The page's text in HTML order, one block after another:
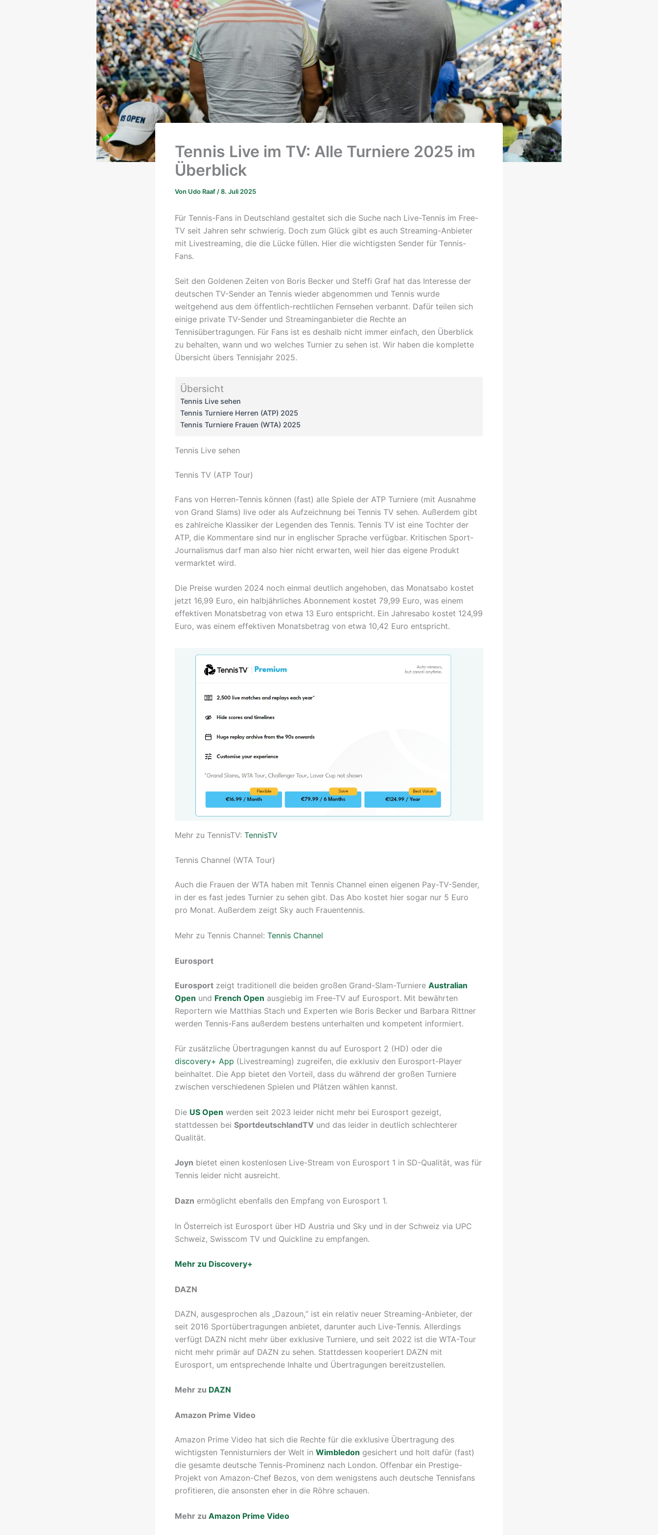
Tennis Live im TV: Alle Turniere 2025 im
Überblick
Von Udo Raaf /8. Juli 2025
Für Tennis-Fans in Deutschland gestaltet sich die Suche nach Live-Tennis im Free-
TV seit Jahren sehr schwierig. Doch zum Glück gibt es auch Streaming-Anbieter
mit Livestreaming, die die Lücke füllen. Hier die wichtigsten Sender für Tennis-
Fans.
Seit den Goldenen Zeiten von Boris Becker und Steffi Graf hat das Interesse der
deutschen TV-Sender an Tennis wieder abgenommen und Tennis wurde
weitgehend aus dem öffentlich-rechtlichen Fernsehen verbannt. Dafür teilen sich
einige private TV-Sender und Streaminganbieter die Rechte an
Tennisübertragungen. Für Fans ist es deshalb nicht immer einfach, den Überblick
zu behalten, wann und wo welches Turnier zu sehen ist. Wir haben die komplette
Übersicht übers Tennisjahr 2025.
Übersicht
Tennis Live sehen
Tennis Turniere Herren (ATP) 2025
Tennis Turniere Frauen (WTA) 2025
Tennis Live sehen
Tennis TV (ATP Tour)
Fans von Herren-Tennis können (fast) alle Spiele der ATP Turniere (mit Ausnahme
von Grand Slams) live oder als Aufzeichnung bei Tennis TV sehen. Außerdem gibt
es zahlreiche Klassiker der Legenden des Tennis. Tennis TV ist eine Tochter der
ATP, die Kommentare sind nur in englischer Sprache verfügbar. Kritischen Sport-
Journalismus darf man also hier nicht erwarten, weil hier das eigene Produkt
vermarktet wird.
Die Preise wurden 2024 noch einmal deutlich angehoben, das Monatsabo kostet
jetzt 16,99 Euro, ein halbjährliches Abonnement kostet 79,99 Euro, was einem
effektiven Monatsbetrag von etwa 13 Euro entspricht. Ein Jahresabo kostet 124,99
Euro, was einem effektiven Monatsbetrag von etwa 10,42 Euro entspricht.
Mehr zu TennisTV: TennisTV
Tennis Channel (WTA Tour)
Auch die Frauen der WTA haben mit Tennis Channel einen eigenen Pay-TV-Sender,
in der es fast jedes Turnier zu sehen gibt. Das Abo kostet hier sogar nur 5 Euro
pro Monat. Außerdem zeigt Sky auch Frauentennis.
Mehr zu Tennis Channel: Tennis Channel
Eurosport
Eurosport zeigt traditionell die beiden großen Grand-Slam-Turniere Australian
Open und French Open ausgiebig im Free-TV auf Eurosport. Mit bewährten
Reportern wie Matthias Stach und Experten wie Boris Becker und Barbara Rittner
werden Tennis-Fans außerdem bestens unterhalten und kompetent informiert.
Für zusätzliche Übertragungen kannst du auf Eurosport 2 (HD) oder die
discovery+ App (Livestreaming) zugreifen, die exklusiv den Eurosport-Player
beinhaltet. Die App bietet den Vorteil, dass du während der großen Turniere
zwischen verschiedenen Spielen und Plätzen wählen kannst.
Die US Open werden seit 2023 leider nicht mehr bei Eurosport gezeigt,
stattdessen bei SportdeutschlandTV und das leider in deutlich schlechterer
Qualität.
Joyn bietet einen kostenlosen Live-Stream von Eurosport 1 in SD-Qualität, was für
Tennis leider nicht ausreicht.
Dazn ermöglicht ebenfalls den Empfang von Eurosport 1.
In Österreich ist Eurosport über HD Austria und Sky und in der Schweiz via UPC
Schweiz, Swisscom TV und Quickline zu empfangen.
Mehr zu Discovery+
DAZN
DAZN, ausgesprochen als „Dazoun,“ ist ein relativ neuer Streaming-Anbieter, der
seit 2016 Sportübertragungen anbietet, darunter auch Live-Tennis. Allerdings
verfügt DAZN nicht mehr über exklusive Turniere, und seit 2022 ist die WTA-Tour
nicht mehr primär auf DAZN zu sehen. Stattdessen kooperiert DAZN mit
Eurosport, um entsprechende Inhalte und Übertragungen bereitzustellen.
Mehr zu DAZN
Amazon Prime Video
Amazon Prime Video hat sich die Rechte für die exklusive Übertragung des
wichtigsten Tennisturniers der Welt in Wimbledon gesichert und holt dafür (fast)
die gesamte deutsche Tennis-Prominenz nach London. Offenbar ein Prestige-
Projekt von Amazon-Chef Bezos, von dem wenigstens auch deutsche Tennisfans
profitieren, die ansonsten eher in die Röhre schauen.
Mehr zu Amazon Prime Video